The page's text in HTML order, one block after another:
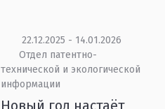
22.12.2025 - 14.01.2026
Отдел патентно-
технической и экологической
информации
Новый год настаёт